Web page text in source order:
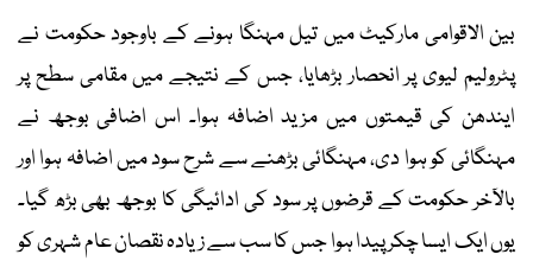
بین الاقوامی مارکیٹ میں تیل مہنگا ہونے کے باوجود حکومت نے
پٹرولیم لیوی پر انحصار بڑھایا، جس کے نتیجے میں مقامی سطح پر
ایندھن کی قیمتوں میں مزید اضافہ ہوا۔ اس اضافی بوجھ نے
مہنگائی کو ہوا دی، مہنگائی بڑھنے سے شرح سود میں اضافہ ہوا اور
بالآخر حکومت کے قرضوں پر سود کی ادائیگی کا بوجھ بھی بڑھ گیا۔
یوں ایک ایسا چکر پیدا ہوا جس کا سب سے زیادہ نقصان عام شہری کو